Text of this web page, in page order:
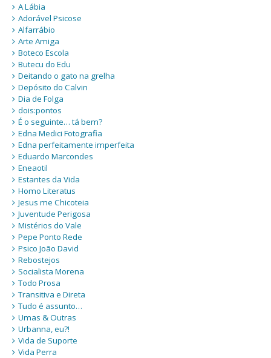
A Lábia
Adorável Psicose
Alfarrábio
Arte Amiga
Boteco Escola
Butecu do Edu
Deitando o gato na grelha
Depósito do Calvin
Dia de Folga
dois:pontos
É o seguinte… tá bem?
Edna Medici Fotografia
Edna perfeitamente imperfeita
Eduardo Marcondes
Eneaotil
Estantes da Vida
Homo Literatus
Jesus me Chicoteia
Juventude Perigosa
Mistérios do Vale
Pepe Ponto Rede
Psico João David
Rebostejos
Socialista Morena
Todo Prosa
Transitiva e Direta
Tudo é assunto…
Umas & Outras
Urbanna, eu?!
Vida de Suporte
Vida Perra